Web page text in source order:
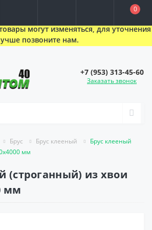
могут изменяться, для уточнения
позвоните нам.
0
+7 (953) 313-45-60
Заказать звонок
Брус Брус клееный
Брус клееный
мм
(строганный) из хвои
мм